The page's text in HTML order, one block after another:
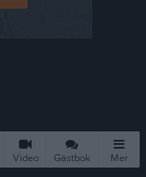
Video Gästbok Mer